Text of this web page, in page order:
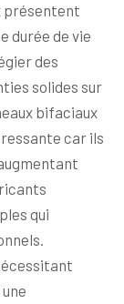
présentent
durée de vie
des
solides sur
bifaciaux
car ils
qui